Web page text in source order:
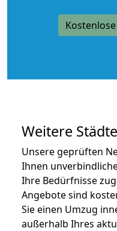
Weitere
Unsere geprüften
Ihnen
Ihre Bedürfnisse
Angebote sind
Sie einen Umzug
außerhalb Ihres